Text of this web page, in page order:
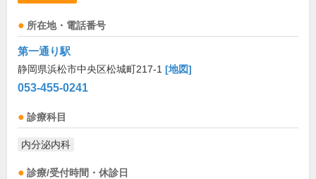
所在地・電話番号
第一通り駅
静岡県浜松市中央区松城町217-1 [地図]
053-455-0241
診療科目
内分泌内科
診療/受付時間・休診日